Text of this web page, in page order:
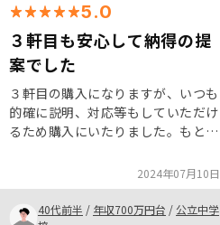
5.0
３軒目も安心して納得の提
案でした
３軒目の購入になりますが、いつも
的確に説明、対応等もしていただけ
るため購入にいたりました。もとも
ため、他の物件と地域等もずらして
提案していただき、物件も十分まん
ぞくできるものでした。
2024年07月10日
40代前半 / 年収700万円台 / 公立中学